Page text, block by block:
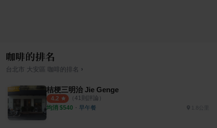
咖啡的排名
台北市 大安區 咖啡 的排名 ›
桔梗三明治 Jie Genge
4.2 （ 41 則評論）
均消 $540 ・ 早午餐